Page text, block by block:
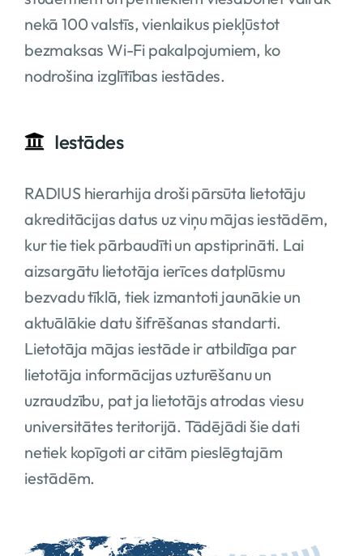
nekā 100 valstīs, vienlaikus piekļūstot
bezmaksas Wi-Fi pakalpojumiem, ko
nodrošina izglītības iestādes.
Iestādes
RADIUS hierarhija droši pārsūta lietotāju
akreditācijas datus uz viņu mājas iestādēm,
kur tie tiek pārbaudīti un apstiprināti. Lai
aizsargātu lietotāja ierīces datplūsmu
bezvadu tīklā, tiek izmantoti jaunākie un
aktuālākie datu šifrēšanas standarti.
Lietotāja mājas iestāde ir atbildīga par
lietotāja informācijas uzturēšanu un
uzraudzību, pat ja lietotājs atrodas viesu
universitātes teritorijā. Tādējādi šie dati
netiek kopīgoti ar citām pieslēgtajām
iestādēm.